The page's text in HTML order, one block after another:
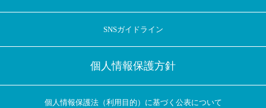
SNSガイドライン
個人情報保護方針
個人情報保護法（利用目的）に基づく公表について